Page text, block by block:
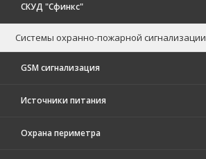
СКУД "Сфинкс"
Системы охранно-пожарной сигнализации
GSM сигнализация
Источники питания
Охрана периметра